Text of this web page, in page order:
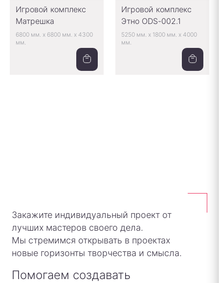
Игровой комплекс
Матрешка
6800 мм. x 6800 мм. x 4300
мм.
Игровой комплекс
Этно ODS-002.1
5250 мм. x 1800 мм. x 4000
мм.
Закажите индивидуальный проект от
лучших мастеров своего дела.
Мы стремимся открывать в проектах
новые горизонты творчества и смысла.
Помогаем создавать